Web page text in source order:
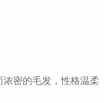
密的毛发，性格温柔